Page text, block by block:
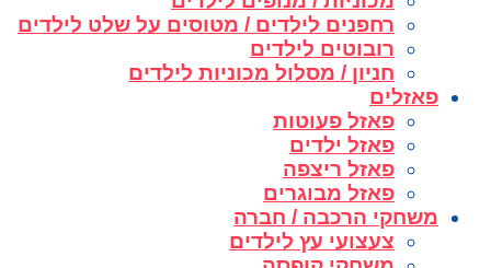
רחפנים לילדים / מטוסים על שלט לילדים
רובוטים לילדים
חניון / מסלול מכוניות לילדים
פאזלים
פאזל פעוטות
פאזל ילדים
פאזל ריצפה
פאזל מבוגרים
משחקי הרכבה / חברה
צעצועי עץ לילדים